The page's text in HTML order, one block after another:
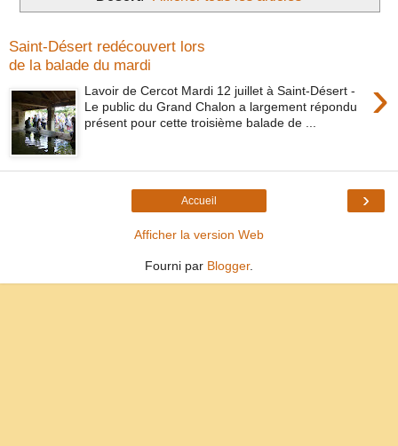
Saint-Désert redécouvert lors
de la balade du mardi
›
Lavoir de Cercot Mardi 12 juillet à Saint-Désert -
Le public du Grand Chalon a largement répondu
présent pour cette troisième balade de ...
›
Accueil
Afficher la version Web
Fourni par Blogger.